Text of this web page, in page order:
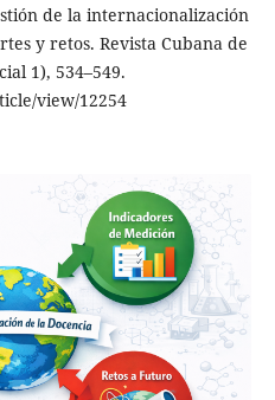
de la internacionalización
y retos. Revista Cubana de
1), 534–549.
view/12254